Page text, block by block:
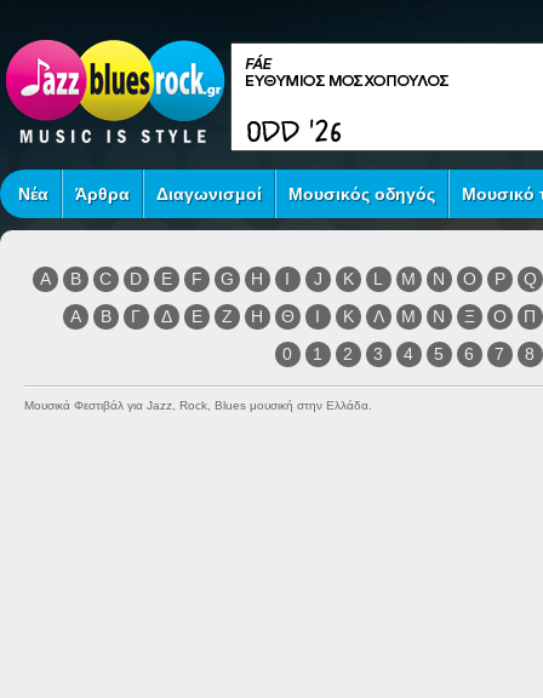
Νέα Άρθρα Διαγωνισμοί Μουσικός οδηγός Μουσικό
A B C D E F G H I J K L M N O P
Q
Α
Β Γ Δ Ε Ζ Η Θ Ι Κ Λ Μ Ν Ξ Ο
Π
0
1 2 3 4 5 6 7 8
Μουσικά Φεστιβάλ για Jazz, Rock, Blues μουσική στην Ελλάδα.